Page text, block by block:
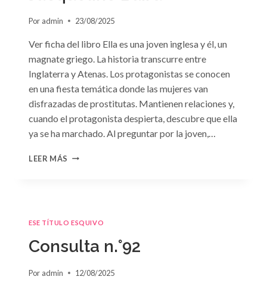
Por admin 23/08/2025
Ver ficha del libro Ella es una joven inglesa y él, un
magnate griego. La historia transcurre entre
Inglaterra y Atenas. Los protagonistas se conocen
en una fiesta temática donde las mujeres van
disfrazadas de prostitutas. Mantienen relaciones y,
cuando el protagonista despierta, descubre que ella
ya se ha marchado. Al preguntar por la joven,…
LEER MÁS CONSULTA
MAGNATE
GRIEGO»
DE
BAIRD
ESE TÍTULO ESQUIVO
Consulta n.°92
Por admin 12/08/2025